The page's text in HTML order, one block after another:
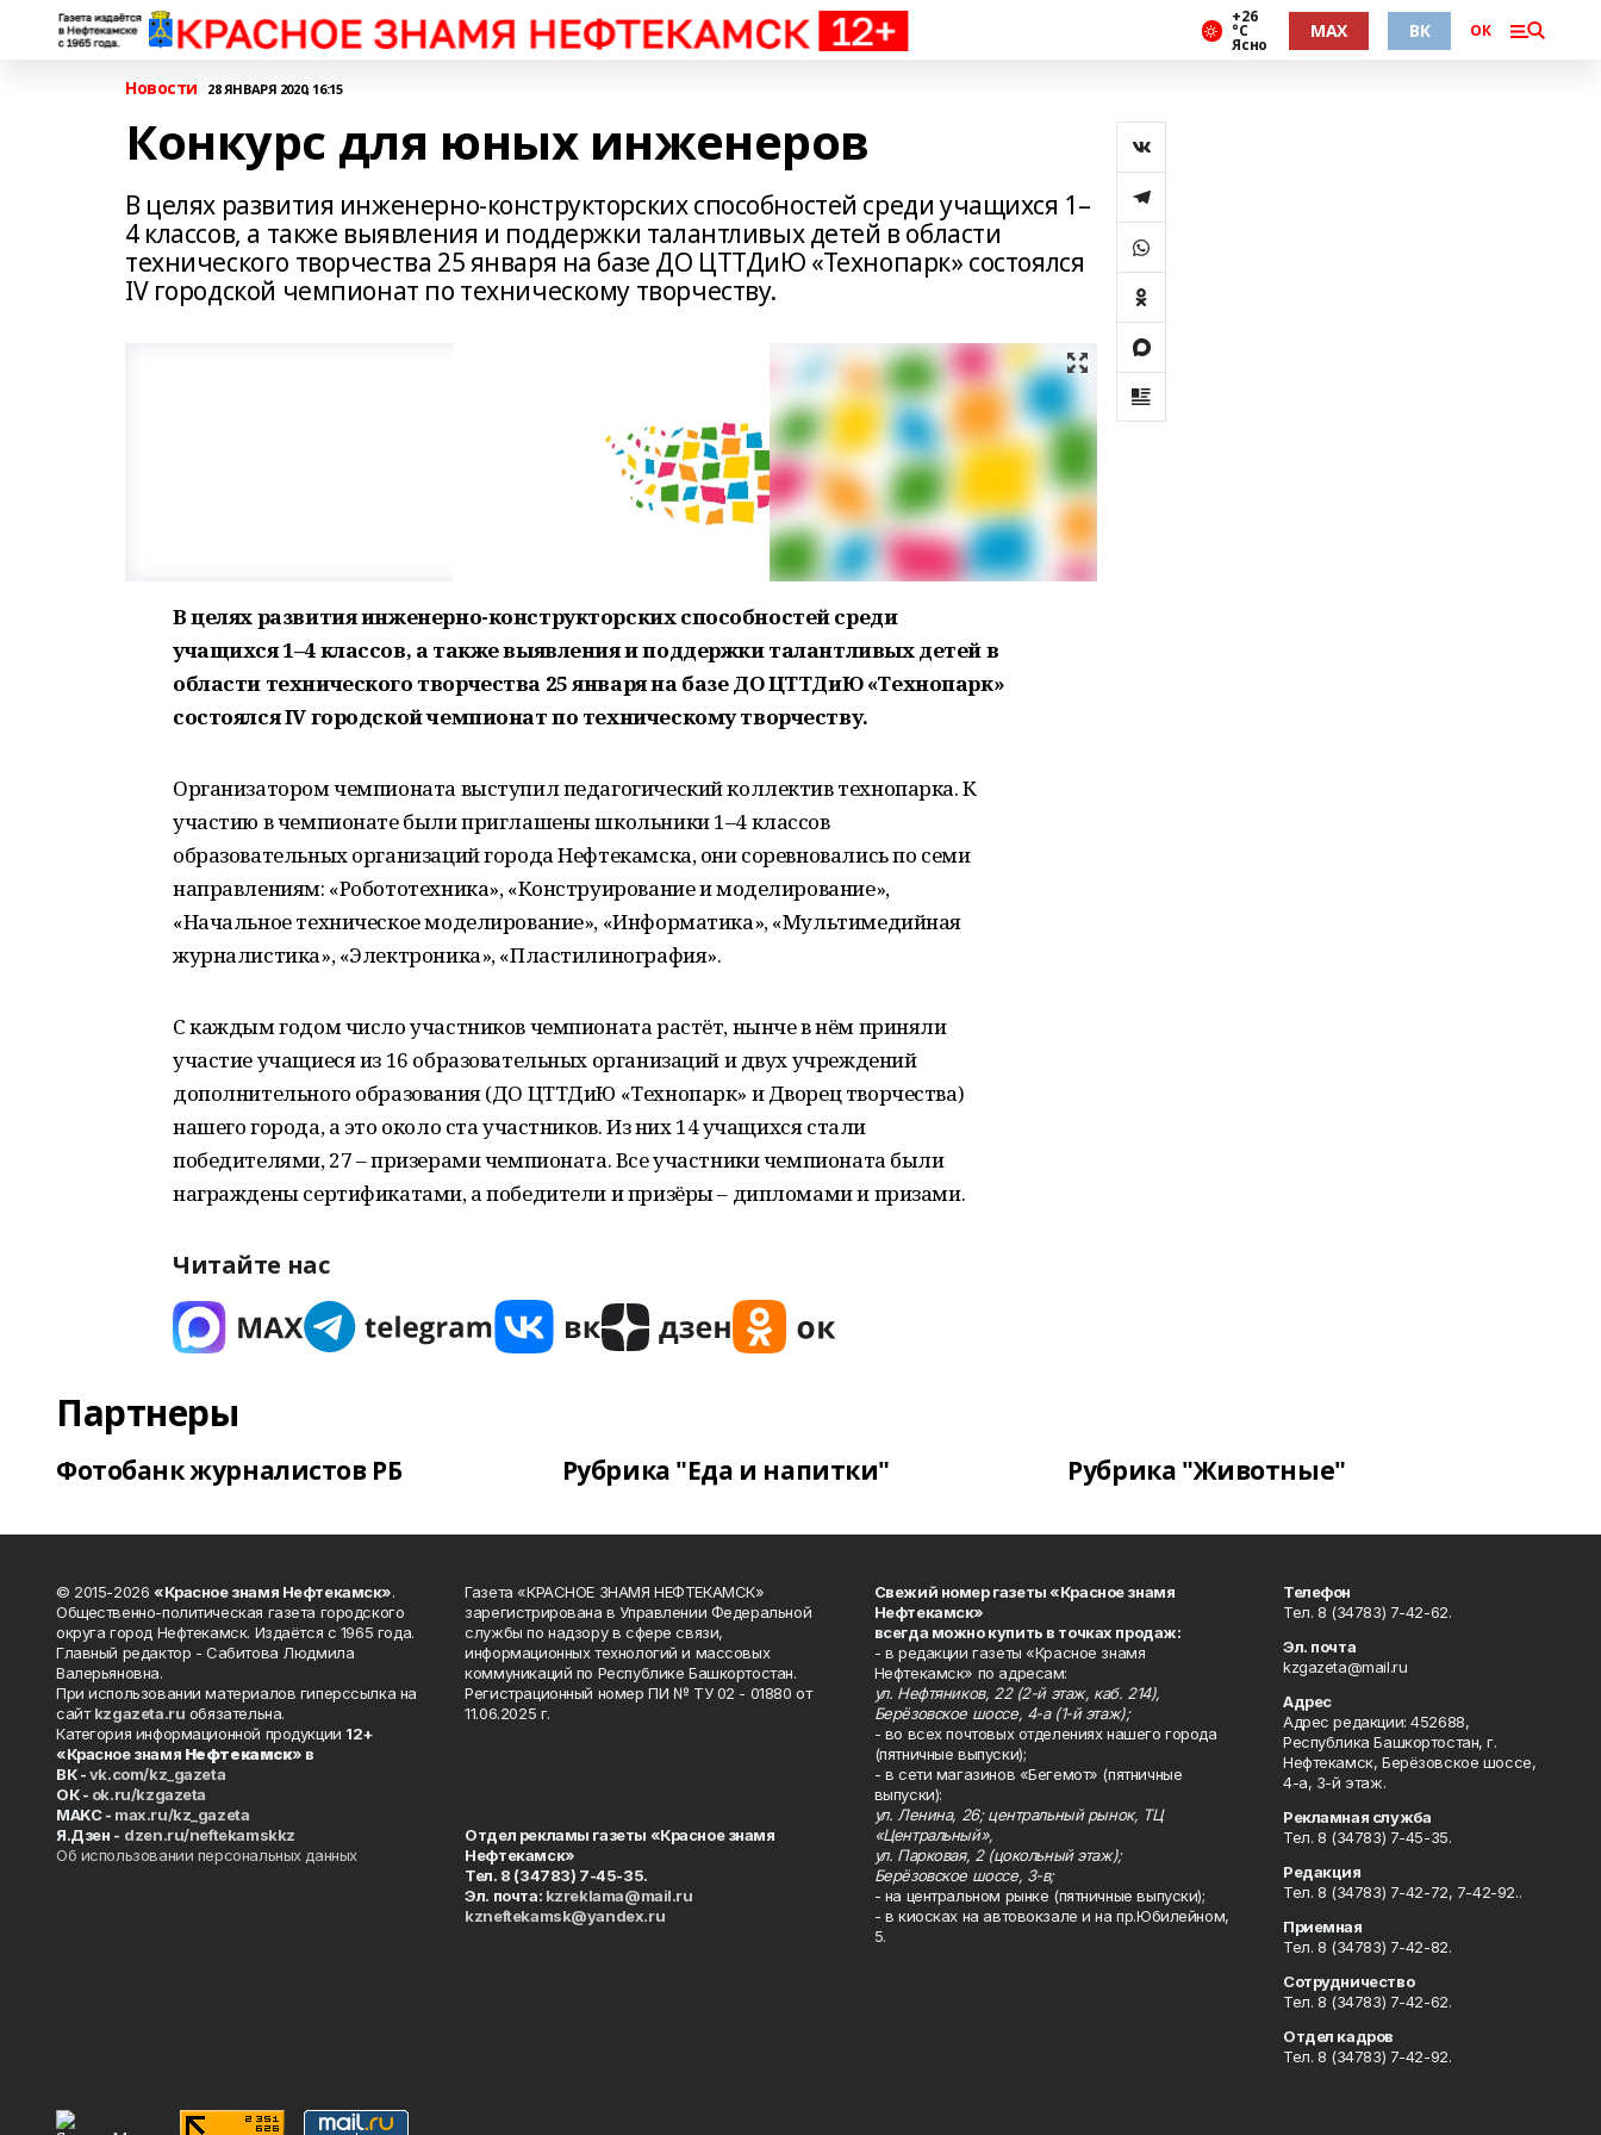
+26
°С
Ясно
MAX ВК ОК
Новости 28 ЯНВАРЯ 2020, 16:15
Конкурс для юных инженеров
В целях развития инженерно-конструкторских способностей среди учащихся 1–
4 классов, а также выявления и поддержки талантливых детей в области
технического творчества 25 января на базе ДО ЦТТДиЮ «Технопарк» состоялся
IV городской чемпионат по техническому творчеству.
В целях развития инженерно-конструкторских способностей среди
учащихся 1–4 классов, а также выявления и поддержки талантливых детей в
области технического творчества 25 января на базе ДО ЦТТДиЮ «Технопарк»
состоялся IV городской чемпионат по техническому творчеству.
Организатором чемпионата выступил педагогический коллектив технопарка. К
участию в чемпионате были приглашены школьники 1–4 классов
образовательных организаций города Нефтекамска, они соревновались по семи
направлениям: «Робототехника», «Конструирование и моделирование»,
«Начальное техническое моделирование», «Информатика», «Мультимедийная
журналистика», «Электроника», «Пластилинография».
С каждым годом число участников чемпионата растёт, нынче в нём приняли
участие учащиеся из 16 образовательных организаций и двух учреждений
дополнительного образования (ДО ЦТТДиЮ «Технопарк» и Дворец творчества)
нашего города, а это около ста участников. Из них 14 учащихся стали
победителями, 27 – призерами чемпионата. Все участники чемпионата были
награждены сертификатами, а победители и призёры – дипломами и призами.
Читайте нас
Партнеры
Фотобанк журналистов РБ Рубрика "Еда и напитки" Рубрика "Животные"
© 2015-2026 «Красное знамя Нефтекамск».
Общественно-политическая газета городского
округа город Нефтекамск. Издаётся с 1965 года.
Главный редактор - Сабитова Людмила
Валерьяновна.
При использовании материалов гиперссылка на
сайтkzgazeta.ru обязательна.
Категория информационной продукции 12+
«Красное знамя Нефтекамск» в
ВК -vk.com/kz_gazeta
ОК - ok.ru/kzgazeta
MAKC - max.ru/kz_gazeta
Я.Дзен - dzen.ru/neftekamskkz
Об использовании персональных данных
Газета «КРАСНОЕ ЗНАМЯ НЕФТЕКАМСК»
зарегистрирована в Управлении Федеральной
службы по надзору в сфере связи,
информационных технологий и массовых
коммуникаций по Республике Башкортостан.
Регистрационный номер ПИ № ТУ 02 - 01880 от
11.06.2025 г.
Отдел рекламы газеты «Красное знамя
Нефтекамск»
Тел. 8 (34783) 7-45-35.
Эл. почта: kzreklama@mail.ru
kzneftekamsk@yandex.ru
Свежий номер газеты «Красное знамя
Нефтекамск»
всегда можно купить в точках продаж:
- в редакции газеты «Красное знамя
Нефтекамск» по адресам:
ул. Нефтяников, 22 (2-й этаж, каб. 214),
Берёзовское шоссе, 4-а (1-й этаж);
- во всех почтовых отделениях нашего города
(пятничные выпуски);
- в сети магазинов «Бегемот» (пятничные
выпуски):
ул. Ленина, 26; центральный рынок, ТЦ
«Центральный»,
ул. Парковая, 2 (цокольный этаж);
Берёзовское шоссе, 3-в;
- на центральном рынке (пятничные выпуски);
- в киосках на автовокзале и на пр.Юбилейном,
5.
Телефон
Тел. 8 (34783) 7-42-62.
Эл. почта
kzgazeta@mail.ru
Адрес
Адрес редакции: 452688,
Республика Башкортостан, г.
Нефтекамск, Берёзовское шоссе,
4-а, 3-й этаж.
Рекламная служба
Тел. 8 (34783) 7-45-35.
Редакция
Тел. 8 (34783) 7-42-72, 7-42-92..
Приемная
Тел. 8 (34783) 7-42-82.
Сотрудничество
Тел. 8 (34783) 7-42-62.
Отдел кадров
Тел. 8 (34783) 7-42-92.